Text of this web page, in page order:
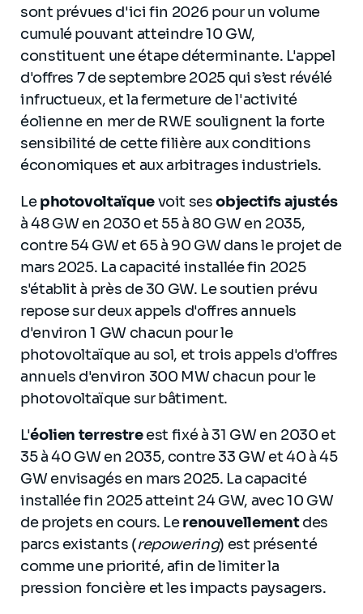
sont prévues d'ici fin 2026 pour un volume
cumulé pouvant atteindre 10 GW,
constituent une étape déterminante. L'appel
d'offres 7 de septembre 2025 qui s’est révélé
infructueux, et la fermeture de l'activité
éolienne en mer de RWE soulignent la forte
sensibilité de cette filière aux conditions
économiques et aux arbitrages industriels.
Lephotovoltaïquevoit sesobjectifs ajustés
à 48 GW en 2030 et 55 à 80 GW en 2035,
contre 54 GW et 65 à 90 GW dans le projet de
mars 2025. La capacité installée fin 2025
s'établit à près de 30 GW. Le soutien prévu
repose sur deux appels d'offres annuels
d'environ 1 GW chacun pour le
photovoltaïque au sol, et trois appels d'offres
annuels d'environ 300 MW chacun pour le
photovoltaïque sur bâtiment.
L'éolien terrestreest fixé à 31 GW en 2030 et
35 à 40 GW en 2035, contre 33 GW et 40 à 45
GW envisagés en mars 2025. La capacité
installée fin 2025 atteint 24 GW, avec 10 GW
de projets en cours. Lerenouvellementdes
parcs existants (repowering) est présenté
comme une priorité, afin de limiter la
pression foncière et les impacts paysagers.